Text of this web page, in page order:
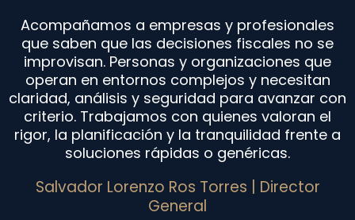
Acompañamos a empresas y profesionales
que saben que las decisiones fiscales no se
improvisan. Personas y organizaciones que
operan en entornos complejos y necesitan
claridad, análisis y seguridad para avanzar con
criterio. Trabajamos con quienes valoran el
rigor, la planificación y la tranquilidad frente a
soluciones rápidas o genéricas.
Salvador Lorenzo Ros Torres | Director
General